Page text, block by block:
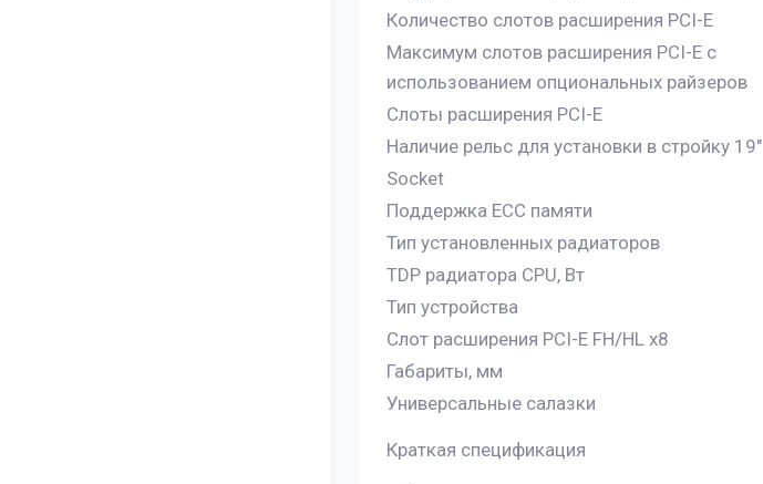
Количество слотов расширения PCI-E
Максимум слотов расширения PCI-E с
использованием опциональных райзеров
Слоты расширения PCI-E
Наличие рельс для установки в стройку 19"
Socket
Поддержка ECC памяти
Тип установленных радиаторов
TDP радиатора CPU, Вт
Тип устройства
Слот расширения PCI-E FH/HL x8
Габариты, мм
Универсальные салазки
Краткая спецификация